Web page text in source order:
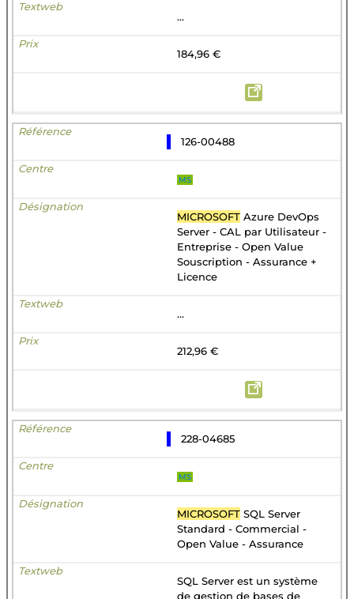
...
184,96 €
126-00488
MS
MICROSOFT Azure DevOps
Server - CAL par Utilisateur -
Entreprise - Open Value
Souscription - Assurance +
Licence
...
212,96 €
228-04685
MS
MICROSOFT SQL Server
Standard - Commercial -
Open Value - Assurance
SQL Server est un système
de gestion de bases de